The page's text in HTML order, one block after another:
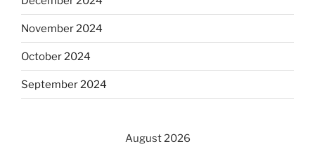
November 2024
October 2024
September 2024
August 2026